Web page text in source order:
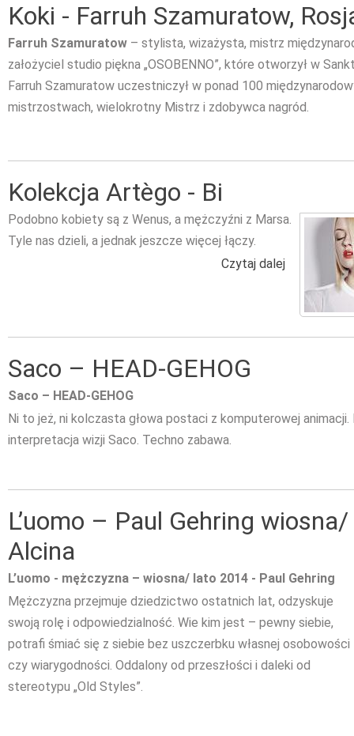
Koki - Farruh Szamuratow,
Farruh Szamuratow – stylista, wizażysta, mistrz
założyciel studio piękna „OSOBENNO”, które otworzył w
Farruh Szamuratow uczestniczył w ponad 100
mistrzostwach, wielokrotny Mistrz i zdobywca nagród.
Kolekcja Artègo - Bi
Podobno kobiety są z Wenus, a mężczyźni z Marsa.
Tyle nas dzieli, a jednak jeszcze więcej łączy.
Czytaj dalej wpis
Saco – HEAD-GEHOG
Saco – HEAD-GEHOG
Ni to jeż, ni kolczasta głowa postaci z komputerowej animacji.
interpretacja wizji Saco. Techno zabawa.
L’uomo – Paul Gehring
Alcina
L’uomo - mężczyzna – wiosna/ lato 2014 - Paul Gehring
Mężczyzna przejmuje dziedzictwo ostatnich lat, odzyskuje
swoją rolę i odpowiedzialność. Wie kim jest – pewny siebie,
potrafi śmiać się z siebie bez uszczerbku własnej osobowości
czy wiarygodności. Oddalony od przeszłości i daleki od
stereotypu „Old Styles”.